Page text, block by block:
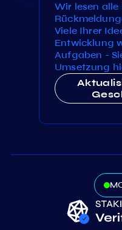
Wir lesen alle
Viele Ihrer
Entwicklung
Aufgaben -
Umsetzung